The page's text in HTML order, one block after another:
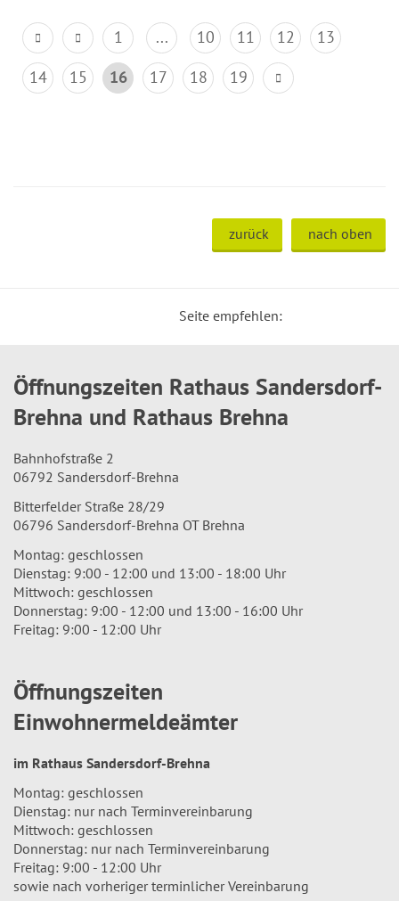
1 ... 10 11 12
13
14
15 16 17 18 19
zurück nach oben
Seite empfehlen:
Öffnungszeiten Rathaus Sandersdorf-
Brehna und Rathaus Brehna
Bahnhofstraße 2
06792 Sandersdorf-Brehna
Bitterfelder Straße 28/29
06796 Sandersdorf-Brehna OT Brehna
Montag: geschlossen
Dienstag: 9:00 - 12:00 und 13:00 - 18:00 Uhr
Mittwoch: geschlossen
Donnerstag: 9:00 - 12:00 und 13:00 - 16:00 Uhr
Freitag: 9:00 - 12:00 Uhr
Öffnungszeiten
Einwohnermeldeämter
im Rathaus Sandersdorf-Brehna
Montag: geschlossen
Dienstag: nur nach Terminvereinbarung
Mittwoch: geschlossen
Donnerstag: nur nach Terminvereinbarung
Freitag: 9:00 - 12:00 Uhr
sowie nach vorheriger terminlicher Vereinbarung